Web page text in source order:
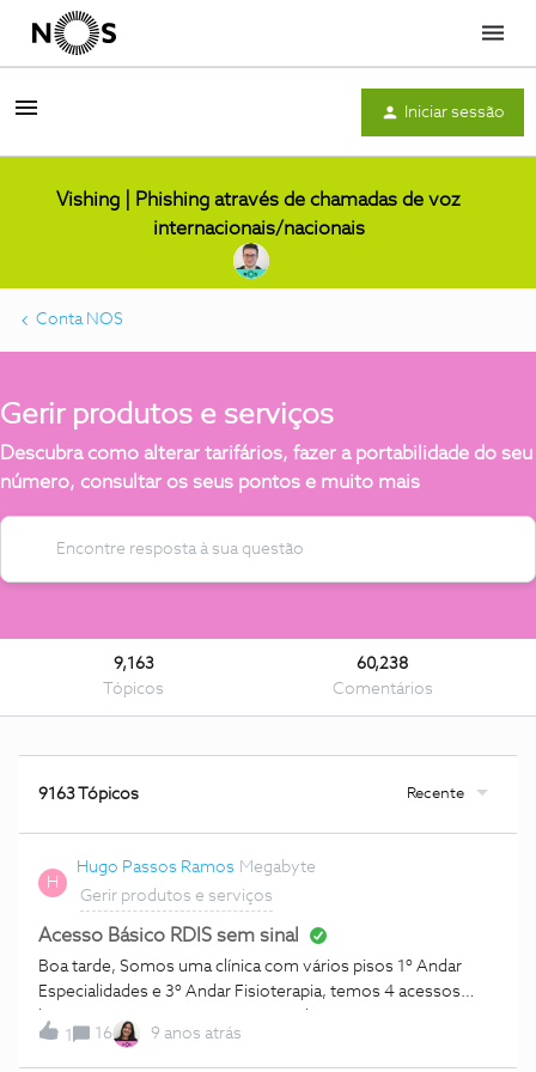
Menu
Iniciar sessão
Vishing | Phishing através de chamadas de voz
internacionais/nacionais
Conta NOS
Gerir produtos e serviços
Descubra como alterar tarifários, fazer a portabilidade do seu
número, consultar os seus pontos e muito mais
9,163
Tópicos
60,238
Comentários
9163 Tópicos Recente
H
Hugo Passos Ramos Megabyte
Gerir produtos e serviços
Acesso Básico RDIS sem sinal
Boa tarde, Somos uma clínica com vários pisos 1º Andar
Especialidades e 3º Andar Fisioterapia, temos 4 acessos
básicos RDIS com a NOS (8 canais de comunicação) e
estamos desde Sexta-feira sem receber chamadas no 3º
Andar, devido a um dos acessos básicos estar sem sinal
1 16 9 anos atrás